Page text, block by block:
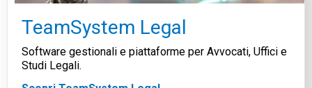
TeamSystem Legal
Software gestionali e piattaforme per Avvocati, Uffici e
Studi Legali.